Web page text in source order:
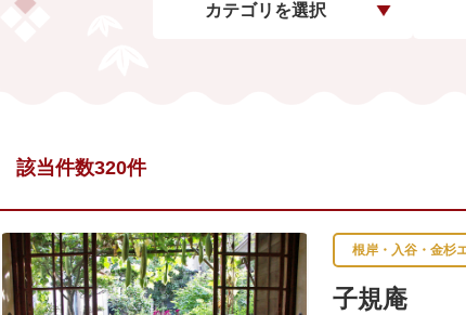
カテゴリを選択
該当件数320件
根岸・入谷・金杉
子規庵